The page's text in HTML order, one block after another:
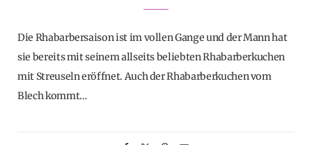
Die Rhabarbersaison ist im vollen Gange und der Mann hat
sie bereits mit seinem allseits beliebten Rhabarberkuchen
mit Streuseln eröffnet. Auch der Rhabarberkuchen vom
Blech kommt…